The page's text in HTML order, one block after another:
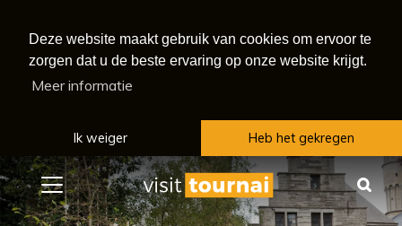
Deze website maakt gebruik van cookies om ervoor te
zorgen dat u de beste ervaring op onze website krijgt.
Meer informatie
Ik weiger Heb het gekregen
Menu